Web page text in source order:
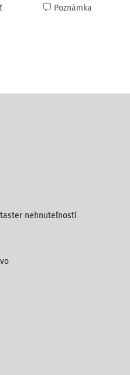
Poznámka
nehnuteľností